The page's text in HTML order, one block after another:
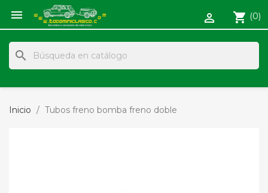
 shopping_cart (0)

search
Inicio Tubos freno bomba freno doble